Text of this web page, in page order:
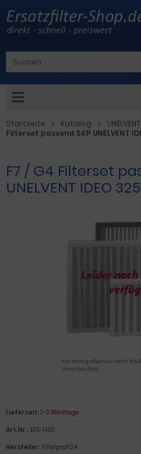
Startseite Katalog UNELVENT
Filterset passend S&P UNELVENT
F7 / G4 Filterset
UNELVENT IDEO 325
Für eine größere Ansicht
Vorschaubild
Lieferzeit: 1-3 Werktage
Art.Nr.: EFS-1450
Hersteller: Filterprofi24